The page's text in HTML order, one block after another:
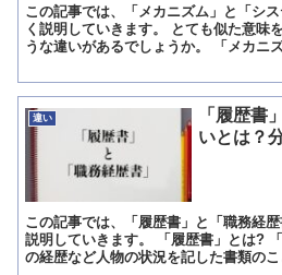
この記事では、「メカニズム」と「シ
く説明していきます。 とても似た意味
うな違いがあるでしょうか。 「メカニ
違い
「履歴書
いとは？
この記事では、「履歴書」と「職務経
説明していきます。 「履歴書」とは?
の経歴など人物の状況を記した書類の